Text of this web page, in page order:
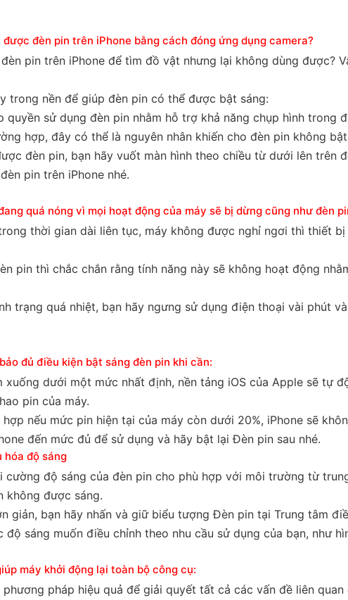
đèn pin trên iPhone bằng cách đóng ứng dụng camera?
pin trên iPhone để tìm đồ vật nhưng lại không dùng được?
trong nền để giúp đèn pin có thể được bật sáng:
quyền sử dụng đèn pin nhằm hỗ trợ khả năng chụp hình trong
hợp, đây có thể là nguyên nhân khiến cho đèn pin không
đèn pin, bạn hãy vuốt màn hình theo chiều từ dưới lên trên
pin trên iPhone nhé.
quá nóng vì mọi hoạt động của máy sẽ bị dừng cũng như đèn
thời gian dài liên tục, máy không được nghỉ ngơi thì thiết
pin thì chắc chắn rằng tính năng này sẽ không hoạt động
trạng quá nhiệt, bạn hãy ngưng sử dụng điện thoại vài phút
đủ điều kiện bật sáng đèn pin khi cần:
xuống dưới một mức nhất định, nền tảng iOS của Apple sẽ tự
pin của máy.
nếu mức pin hiện tại của máy còn dưới 20%, iPhone sẽ
đến mức đủ để sử dụng và hãy bật lại Đèn pin sau nhé.
hóa độ sáng
cường độ sáng của đèn pin cho phù hợp với môi trường từ
không được sáng.
giản, bạn hãy nhấn và giữ biểu tượng Đèn pin tại Trung tâm
độ sáng muốn điều chỉnh theo nhu cầu sử dụng của bạn, như
máy khởi động lại toàn bộ công cụ:
phương pháp hiệu quả để giải quyết tất cả các vấn đề liên quan